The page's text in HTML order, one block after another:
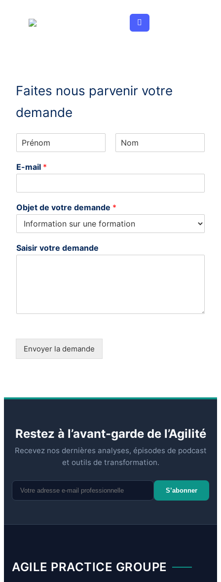
Faites nous parvenir votre
demande
*
r
é
m
E-mail *
Objet de votre demande *
Saisir votre demande
Envoyer la demande
Restez à l’avant-garde de l’Agilité
Recevez nos dernières analyses, épisodes de podcast
et outils de transformation.
S’abonner
AGILE PRACTICE GROUPE